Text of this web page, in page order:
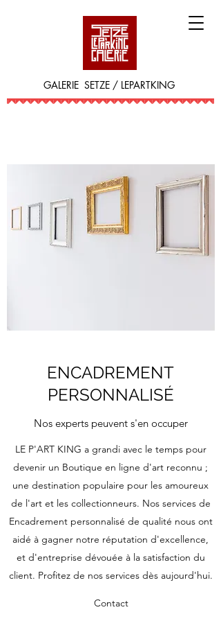
GALERIE SETZE / LEPARTKING
ENCADREMENT
PERSONNALISÉ
Nos experts peuvent s'en occuper
LE P'ART KING a grandi avec le temps pour
devenir un Boutique en ligne d'art reconnu ;
une destination populaire pour les amoureux
de l'art et les collectionneurs. Nos services de
Encadrement personnalisé de qualité nous ont
aidé à gagner notre réputation d'excellence,
et d'entreprise dévouée à la satisfaction du
client. Profitez de nos services dès aujourd'hui.
Contact